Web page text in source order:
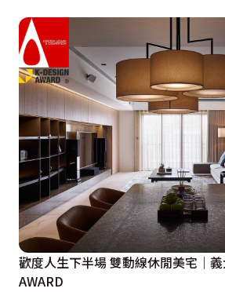
歡度人生下半場 雙動線休閒美宅｜義大利A’DESIGN
AWARD